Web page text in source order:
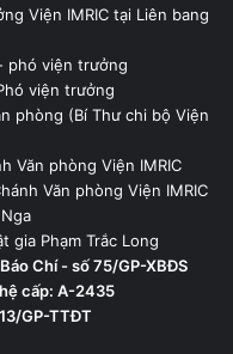
Viện IMRIC tại Liên bang
phó viện trưởng
viện trưởng
phòng (Bí Thư chi bộ Viện
Văn phòng Viện IMRIC
Văn phòng Viện IMRIC
gia Phạm Trắc Long
Chí - số 75/GP-XBĐS
cấp: A-2435
GP-TTĐT